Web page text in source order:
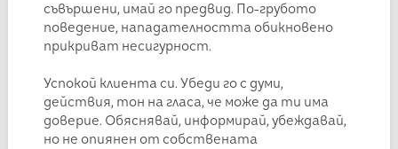
съвършени, имай го предвид. По-грубото
поведение, нападателността обикновено
прикриват несигурност.
Успокой клиента си. Убеди го с думи,
действия, тон на гласа, че може да ти има
доверие. Обяснявай, информирай, убеждавай,
но не опиянен от собствената